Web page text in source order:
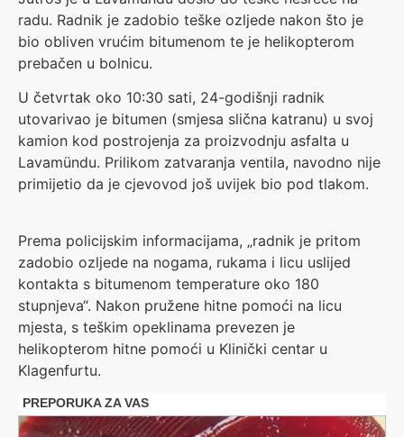
radu. Radnik je zadobio teške ozljede nakon što je
bio obliven vrućim bitumenom te je helikopterom
prebačen u bolnicu.
U četvrtak oko 10:30 sati, 24-godišnji radnik
utovarivao je bitumen (smjesa slična katranu) u svoj
kamion kod postrojenja za proizvodnju asfalta u
Lavamündu. Prilikom zatvaranja ventila, navodno nije
primijetio da je cjevovod još uvijek bio pod tlakom.
Prema policijskim informacijama, „radnik je pritom
zadobio ozljede na nogama, rukama i licu uslijed
kontakta s bitumenom temperature oko 180
stupnjeva“. Nakon pružene hitne pomoći na licu
mjesta, s teškim opeklinama prevezen je
helikopterom hitne pomoći u Klinički centar u
Klagenfurtu.